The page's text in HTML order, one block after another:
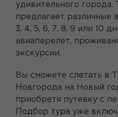
удивительного
предлагает различные
3, 4, 5, 6, 7, 8, 9 или 10
авиаперелет,
экскурсии.
Вы сможете слетать в
Новгорода на Новый
приобретя путевку с
Подбор тура уже